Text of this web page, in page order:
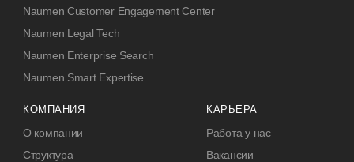
Naumen Customer Engagement Center
Naumen Legal Tech
Naumen Enterprise Search
Naumen Smart Expertise
КОМПАНИЯ
О компании
Структура
КАРЬЕРА
Работа у нас
Вакансии